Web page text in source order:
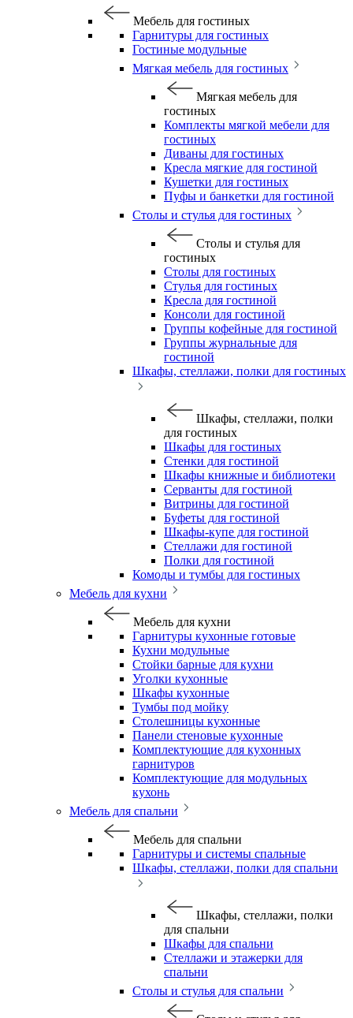
Мебель для гостиных
Гарнитуры для гостиных
Гостиные модульные
Мягкая мебель для гостиных
Мягкая мебель для
гостиных
Комплекты мягкой мебели для
гостиных
Диваны для гостиных
Кресла мягкие для гостиной
Кушетки для гостиных
Пуфы и банкетки для гостиной
Столы и стулья для гостиных
Столы и стулья для
гостиных
Столы для гостиных
Стулья для гостиных
Кресла для гостиной
Консоли для гостиной
Группы кофейные для гостиной
Группы журнальные для
гостиной
Шкафы, стеллажи, полки для гостиных
Шкафы, стеллажи, полки
для гостиных
Шкафы для гостиных
Стенки для гостиной
Шкафы книжные и библиотеки
Серванты для гостиной
Витрины для гостиной
Буфеты для гостиной
Шкафы-купе для гостиной
Стеллажи для гостиной
Полки для гостиной
Комоды и тумбы для гостиных
Мебель для кухни
Мебель для кухни
Гарнитуры кухонные готовые
Кухни модульные
Стойки барные для кухни
Уголки кухонные
Шкафы кухонные
Тумбы под мойку
Столешницы кухонные
Панели стеновые кухонные
Комплектующие для кухонных
гарнитуров
Комплектующие для модульных
кухонь
Мебель для спальни
Мебель для спальни
Гарнитуры и системы спальные
Шкафы, стеллажи, полки для спальни
Шкафы, стеллажи, полки
для спальни
Шкафы для спальни
Стеллажи и этажерки для
спальни
Столы и стулья для спальни